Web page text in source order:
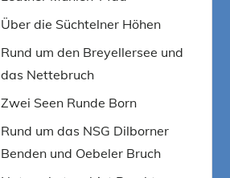
Über die Süchtelner Höhen
Rund um den Breyellersee und
das Nettebruch
Zwei Seen Runde Born
Rund um das NSG Dilborner
Benden und Oebeler Bruch